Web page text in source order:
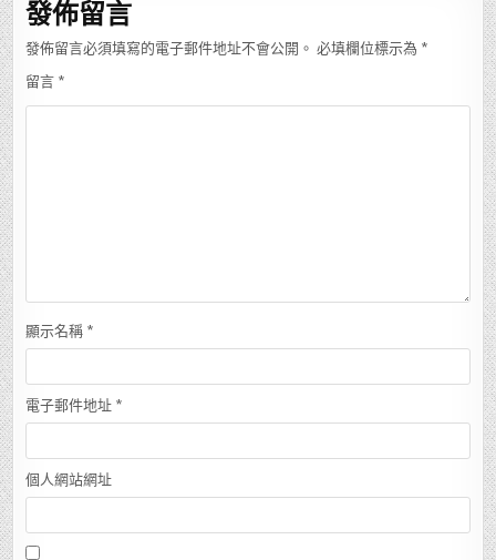
發佈留言
發佈留言必須填寫的電子郵件地址不會公開。 必填欄位標示為 *
留言 *
顯示名稱 *
電子郵件地址 *
個人網站網址